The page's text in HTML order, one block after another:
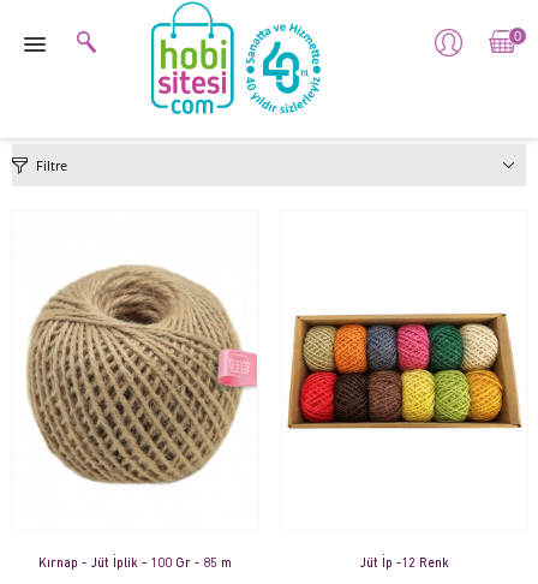
0
Filtre
Kırnap - Jüt İplik - 100 Gr - 85 m Jüt İp -12 Renk